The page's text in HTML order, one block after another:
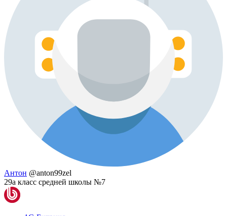
Антон @anton99zel
29а класс средней школы №7